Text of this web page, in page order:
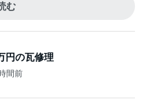
む
円の瓦修理
間前